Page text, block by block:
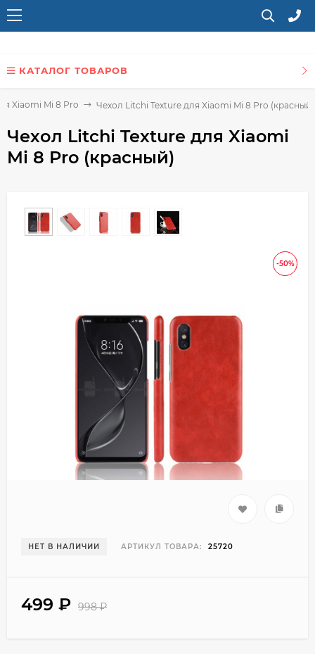
КАТАЛОГ ТОВАРОВ
Xiaomi Mi 8 Pro Чехол Litchi Texture для Xiaomi Mi 8 Pro (красный)
Чехол Litchi Texture для Xiaomi
Mi 8 Pro (красный)
-50%
НЕТ В НАЛИЧИИ АРТИКУЛ ТОВАРА: 25720
499 ₽ 998₽